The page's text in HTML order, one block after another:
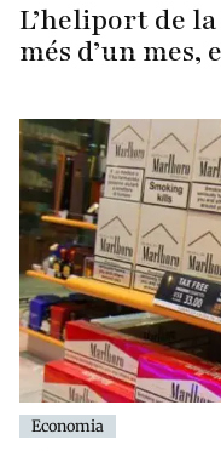
L’heliport de
més d’un
Economia